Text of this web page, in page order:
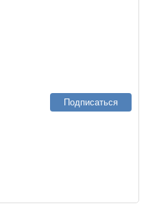
Подписаться